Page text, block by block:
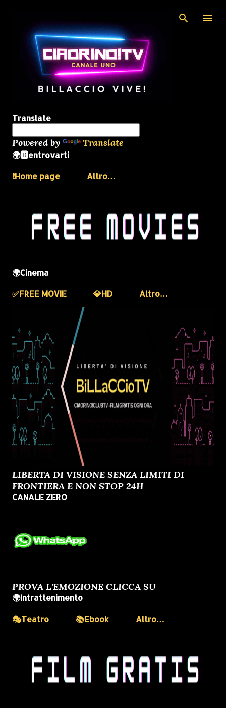
Translate
Powered by Translate
🌍🅱️entrovarti
❗️Home page
Altro…
🌍Cinema
✅️FREE MOVIE
💎HD Altro…
LIBERTA DI VISIONE SENZA LIMITI DI
FRONTIERA E NON STOP 24H
CANALE ZERO
PROVA L'EMOZIONE CLICCA SU
🌍Intrattenimento
🎭Teatro
📚Ebook Altro…